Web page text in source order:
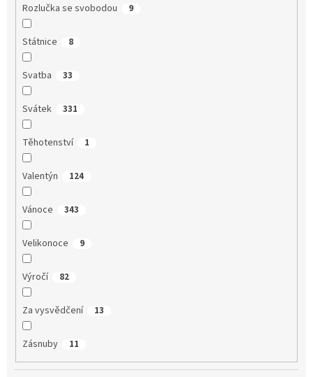
Rozlučka se svobodou 9
Státnice 8
Svatba 33
Svátek 331
Těhotenství 1
Valentýn 124
Vánoce 343
Velikonoce 9
Výročí 82
Za vysvědčení 13
Zásnuby 11